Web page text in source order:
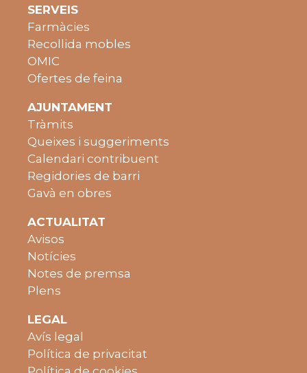
SERVEIS
Farmàcies
Recollida mobles
OMIC
Ofertes de feina
AJUNTAMENT
Tràmits
Queixes i suggeriments
Calendari contribuent
Regidories de barri
Gavà en obres
ACTUALITAT
Avisos
Notícies
Notes de premsa
Plens
LEGAL
Avís legal
Política de privacitat